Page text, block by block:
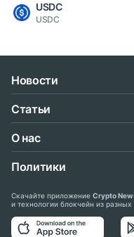
USDC
USDC
Новости
Статьи
О нас
Политики
Скачайте приложение Crypto
и технологии блокчейн из разных